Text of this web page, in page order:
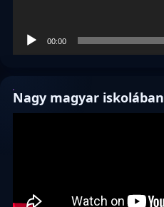
00:00
Nagy magyar iskolában